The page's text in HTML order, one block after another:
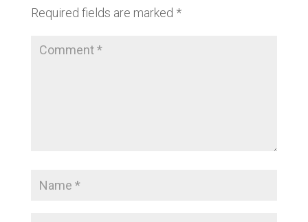
Required fields are marked *